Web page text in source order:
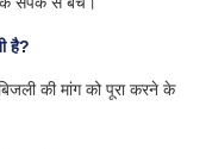
है?
की मांग को पूरा करने के